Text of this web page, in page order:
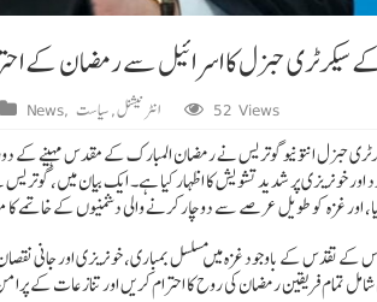
کے سیکرٹری جنرل کا اسرائیل سے رمضان کے
News, انٹرنیشنل,سیاست 52 Views
جنرل انتونیو گوتریس نے رمضان المبارک کے مقدس مہینے
اور خونریزی پر شدید تشویش کا اظہار کیا ہے۔ ایک بیان میں،
اور غزہ کو طویل عرصے سے دوچار کرنے والی دشمنیوں کے خاتمے کا
کے تقدس کے باوجود غزہ میں مسلسل بمباری، خونریزی اور جانی
تمام فریقین رمضان کی روح کا احترام کریں اور تنازعات کے